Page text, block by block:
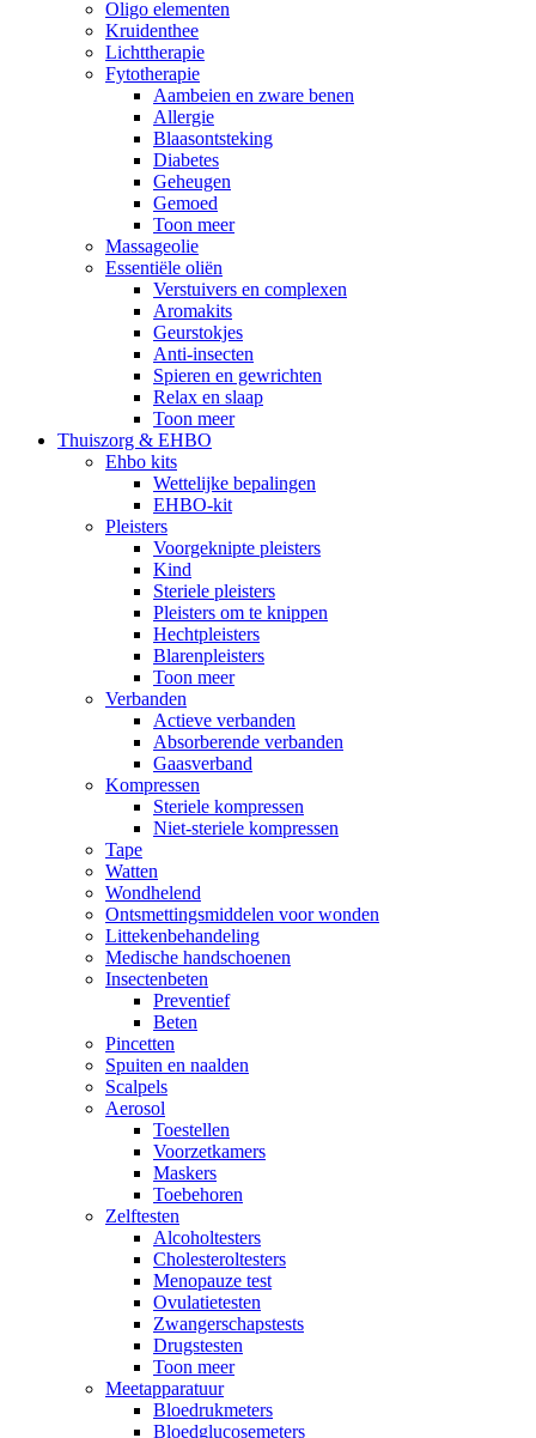
Oligo elementen
Kruidenthee
Lichttherapie
Fytotherapie
Aambeien en zware benen
Allergie
Blaasontsteking
Diabetes
Geheugen
Gemoed
Toon meer
Massageolie
Essentiële oliën
Verstuivers en complexen
Aromakits
Geurstokjes
Anti-insecten
Spieren en gewrichten
Relax en slaap
Toon meer
Thuiszorg & EHBO
Ehbo kits
Wettelijke bepalingen
EHBO-kit
Pleisters
Voorgeknipte pleisters
Kind
Steriele pleisters
Pleisters om te knippen
Hechtpleisters
Blarenpleisters
Toon meer
Verbanden
Actieve verbanden
Absorberende verbanden
Gaasverband
Kompressen
Steriele kompressen
Niet-steriele kompressen
Tape
Watten
Wondhelend
Ontsmettingsmiddelen voor wonden
Littekenbehandeling
Medische handschoenen
Insectenbeten
Preventief
Beten
Pincetten
Spuiten en naalden
Scalpels
Aerosol
Toestellen
Voorzetkamers
Maskers
Toebehoren
Zelftesten
Alcoholtesters
Cholesteroltesters
Menopauze test
Ovulatietesten
Zwangerschapstests
Drugstesten
Toon meer
Meetapparatuur
Bloedrukmeters
Bloedglucosemeters